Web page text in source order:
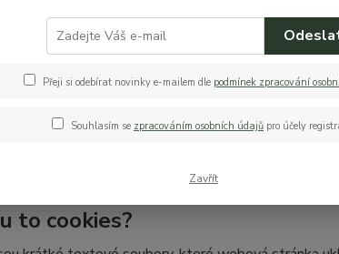
Práce s cookies
s cookies
webové stránky www.prokytky.eu, společnost
, spisová značka: oddíl C, vložka 229246 vedená
této webové stránce se soubory cookies.
to cookies?
Přeji si odebírat novinky e-mailem dle podmínek zpracování
Souhlasím se zpracováním osobních údajů pro účely
Zavřít